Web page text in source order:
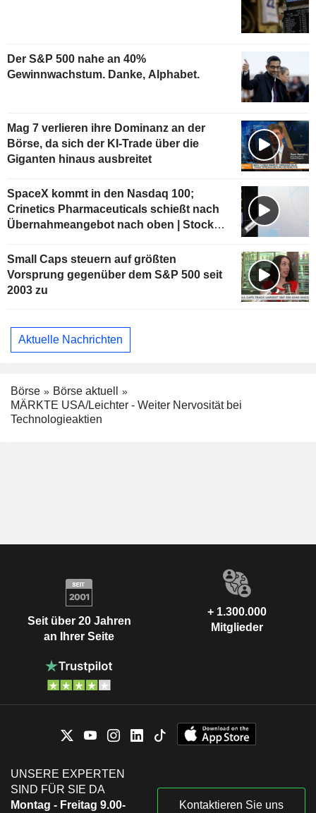
Der S&P 500 nahe an 40%
Gewinnwachstum. Danke, Alphabet.
Mag 7 verlieren ihre Dominanz an der
Börse, da sich der KI-Trade über die
Giganten hinaus ausbreitet
SpaceX kommt in den Nasdaq 100;
Crinetics Pharmaceuticals schießt nach
Übernahmeangebot nach oben | Stock
Small Caps steuern auf größten
Vorsprung gegenüber dem S&P 500 seit
2003 zu
Aktuelle Nachrichten
Börse
Börse aktuell
MÄRKTE USA/Leichter - Weiter Nervosität bei
Technologieaktien
Seit über 20 Jahren
an Ihrer Seite
+ 1.300.000
Mitglieder
UNSERE EXPERTEN
SIND FÜR SIE DA
Montag - Freitag 9.00-
Kontaktieren Sie uns